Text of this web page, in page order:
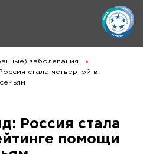
заболевания
стала четвертой в
Россия стала
помощи